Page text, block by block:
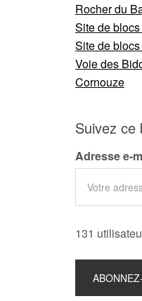
Rocher du
Site de
Site de
Voie des
Cornouze
Suivez ce
Adresse e-
131